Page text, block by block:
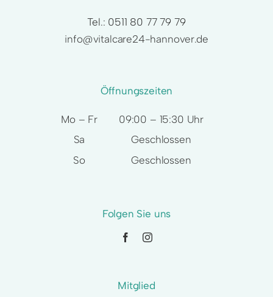
Tel.: 0511 80 77 79 79
info@vitalcare24-hannover.de
Öffnungszeiten
Mo – Fr
09:00 – 15:30 Uhr
Sa
Geschlossen
So
Geschlossen
Folgen Sie uns
Mitglied